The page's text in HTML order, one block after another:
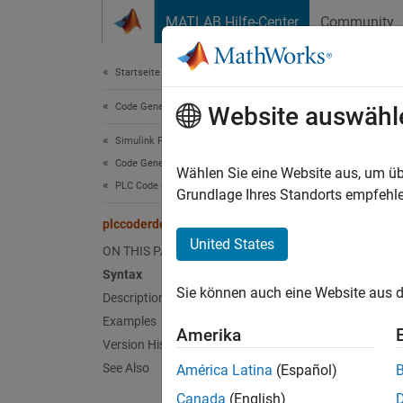
MATLAB Hilfe-Center Community
Startseite der Dokumentation
Code Generation
Simulink PLC Coder
Code Generation
PLC Code Generation Basics
plccoderdemos
ON THIS PAGE
Syntax
Description
Examples
Version History
See Also
Website
Wählen Sie eine Website aus, um
Grundlage Ihres Standorts
United States
Sie können auch eine Website aus
Amerika
América Latina (Español)
Canada (English)